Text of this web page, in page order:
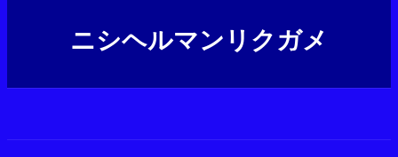
ニシヘルマンリクガメ